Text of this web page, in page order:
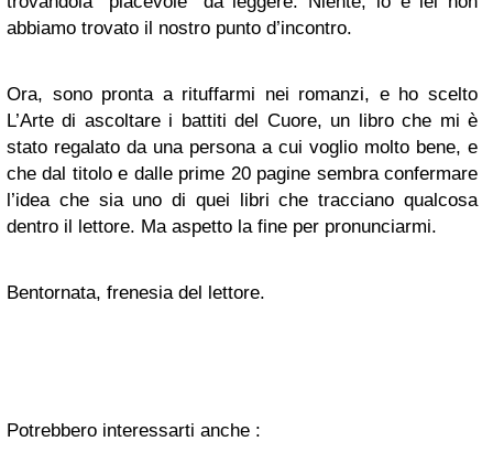
abbiamo trovato il nostro punto d’incontro.
Ora, sono pronta a rituffarmi nei romanzi, e ho scelto
L’Arte di ascoltare i battiti del Cuore, un libro che mi è
stato regalato da una persona a cui voglio molto bene, e
che dal titolo e dalle prime 20 pagine sembra confermare
l’idea che sia uno di quei libri che tracciano qualcosa
dentro il lettore. Ma aspetto la fine per pronunciarmi.
Bentornata, frenesia del lettore.
Potrebbero interessarti anche :